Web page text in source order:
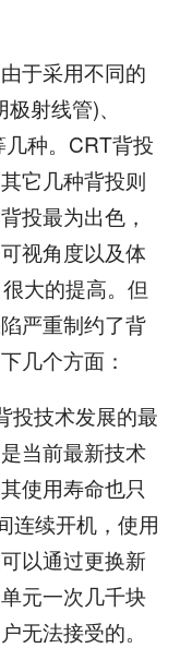
于采用不同的
射线管)、
种。CRT背投
它几种背投则
投最为出色，
视角度以及体
大的提高。但
严重制约了背
几个方面：
投技术发展的最
当前最新技术
使用寿命也只
连续开机，使用
以通过更换新
元一次几千块
无法接受的。